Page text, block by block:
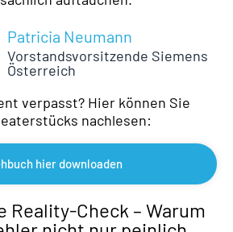
Patricia Neumann
Vorstandsvorsitzende Siemens
Österreich
verpasst? Hier können Sie
nachlesen:
hier downloaden
Reality-Check – Warum